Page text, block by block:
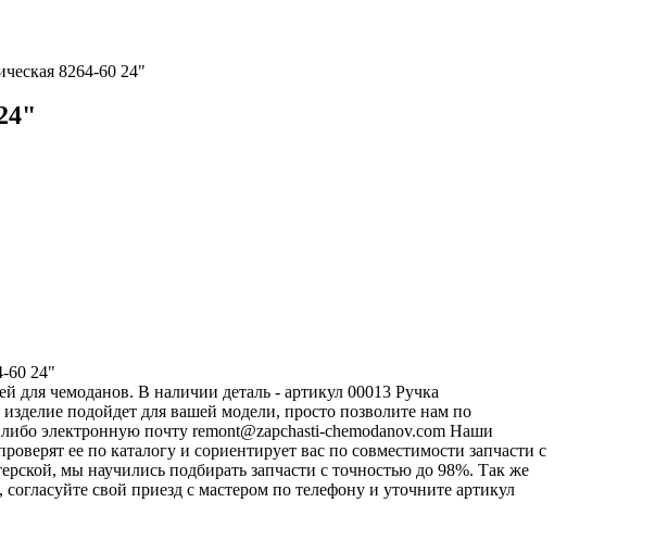
8264-60 24"
60 24"
для чемоданов. В наличии деталь - артикул 00013 Ручка
подойдет для вашей модели, просто позволите нам по
электронную почту remont@zapchasti-chemodanov.comНаши
ее по каталогу и сориентирует вас по совместимости запчасти с
мы научились подбирать запчасти с точностью до 98%. Так же
свой приезд с мастером по телефону и уточните артикул